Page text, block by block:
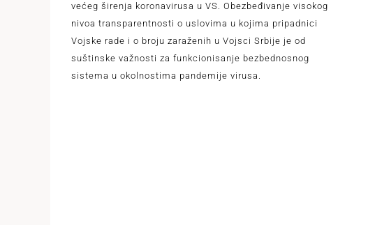
većeg širenja koronavirusa u VS. Obezbeđivanje visokog
nivoa transparentnosti o uslovima u kojima pripadnici
Vojske rade i o broju zaraženih u Vojsci Srbije je od
suštinske važnosti za funkcionisanje bezbednosnog
sistema u okolnostima pandemije virusa.